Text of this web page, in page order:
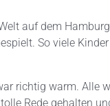
auf dem
So viele
richtig warm. Alle
Rede gehalten